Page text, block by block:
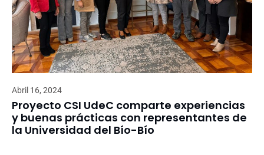
Abril 16, 2024
Proyecto CSI UdeC comparte experiencias
y buenas prácticas con representantes de
la Universidad del Bío-Bío